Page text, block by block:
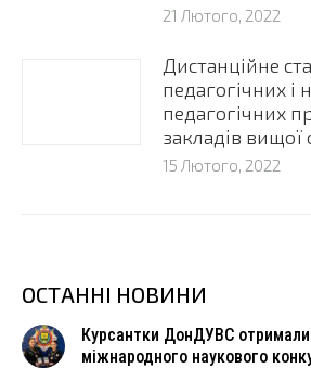
21 Лютого, 2022
Дистанційне
педагогічних і
педагогічних
закладів вищої
15 Лютого, 2022
ОСТАННІ НОВИНИ
Курсантки ДонДУВС отримали
міжнародного наукового